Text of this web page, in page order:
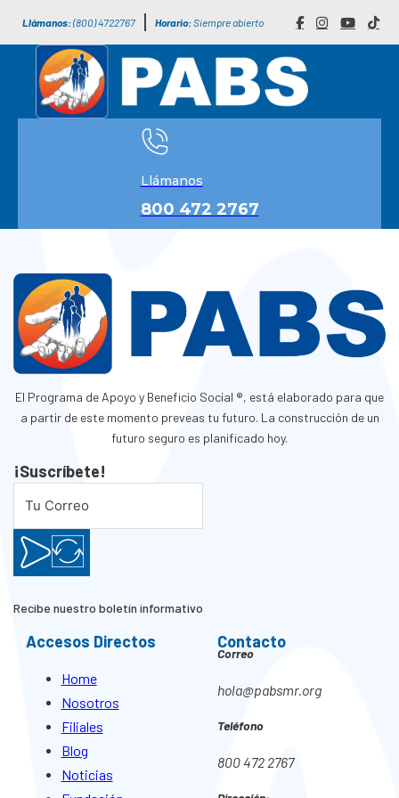
Llámanos:(800) 4722767 Horario:Siempre abierto
Llámanos
800 472 2767
El Programa de Apoyo y Beneficio Social ®, está elaborado para que
a partir de este momento preveas tu futuro. La construcción de un
futuro seguro es planificado hoy.
¡Suscríbete!
Recibe nuestro boletín informativo
Accesos Directos
Home
Nosotros
Filiales
Blog
Noticias
Contacto
Correo
hola@pabsmr.org
Teléfono
800 472 2767